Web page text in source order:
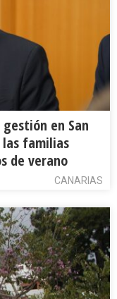
en San
familias
de verano
CANARIAS